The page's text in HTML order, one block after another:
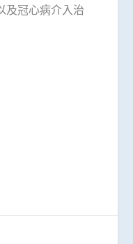
及冠心病介入治